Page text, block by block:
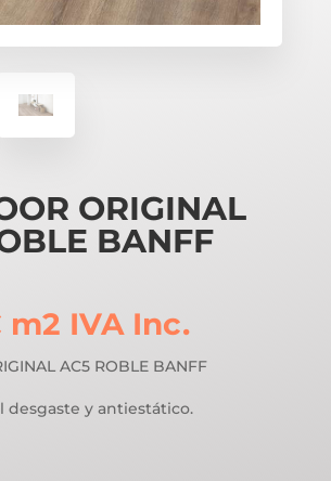
ORIGINAL
BANFF
m2 IVA Inc.
AC5 ROBLE BANFF
desgaste y antiestático.